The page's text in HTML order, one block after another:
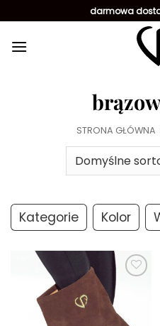
do
zawartości
darmowa
STRONA GŁÓWNA
Kategorie Kolor
Dodaj do
ulubionych